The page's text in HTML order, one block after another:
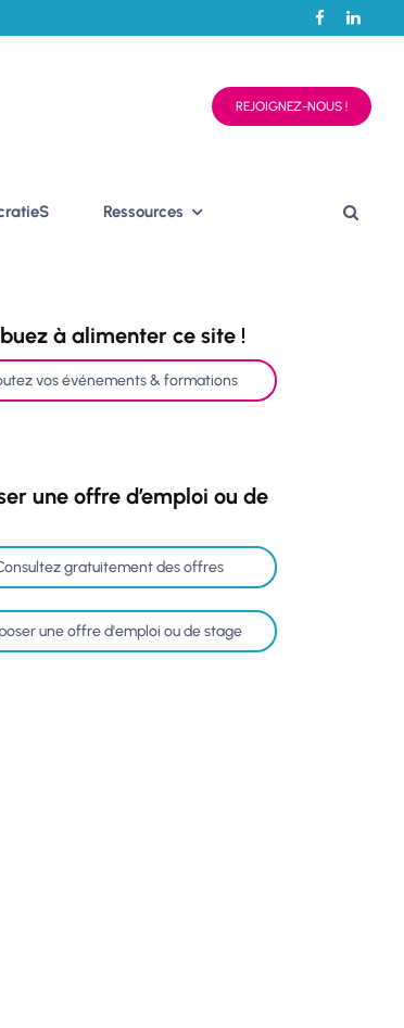
REJOIGNEZ-NOUS !
Ressources
à alimenter ce site !
vos événements & formations
une offre d’emploi ou de
gratuitement des offres
une offre d'emploi ou de stage